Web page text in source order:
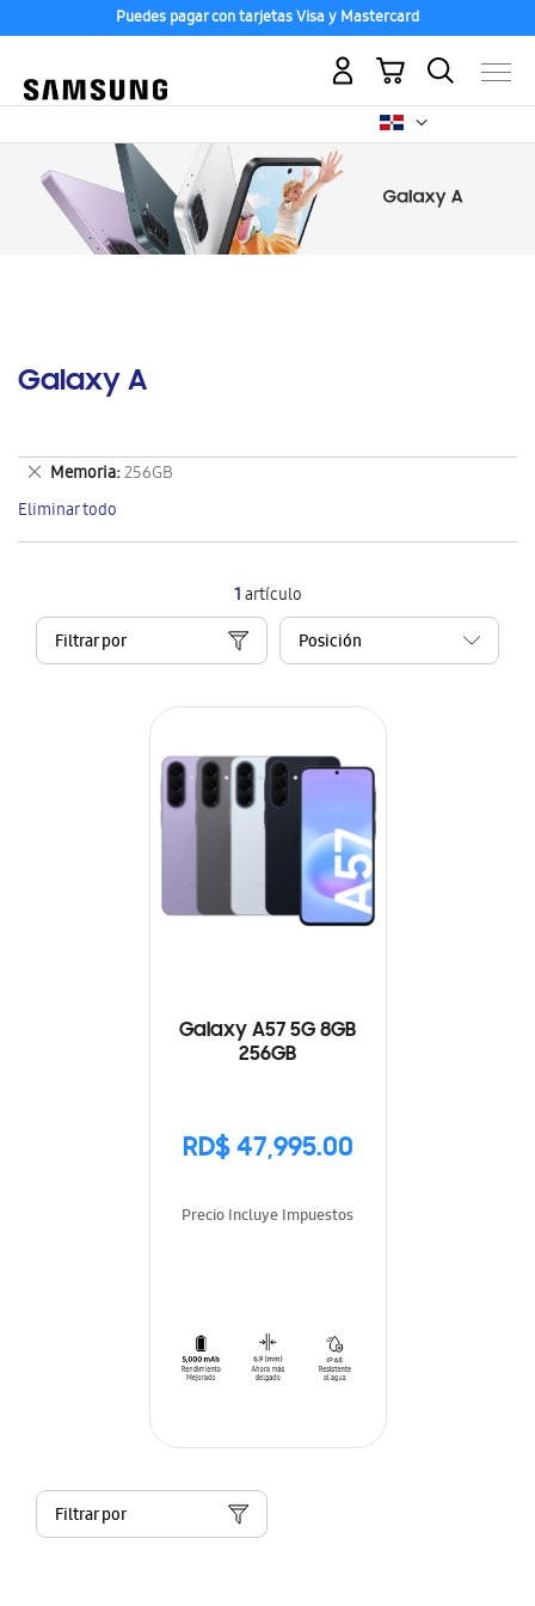
Puedes pagar con tarjetas Visa y Mastercard
Mi carrito
Galaxy A
1artículo
Filtrar por
Galaxy A57 5G 8GB
256GB
RD$ 47,995.00
Precio Incluye Impuestos
Filtrar por
Memoria 256GB
Eliminar
este
artículo
Eliminar todo